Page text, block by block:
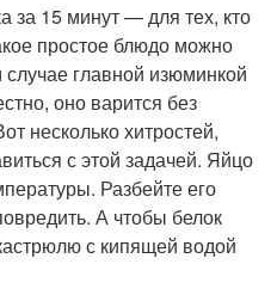
за 15 минут — для тех, кто
простое блюдо можно
главной изюминкой
оно варится без
несколько хитростей,
с этой задачей. Яйцо
Разбейте его
А чтобы белок
с кипящей водой